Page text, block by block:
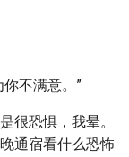
不满意。”
很恐惧，我晕。
通宿看什么恐怖